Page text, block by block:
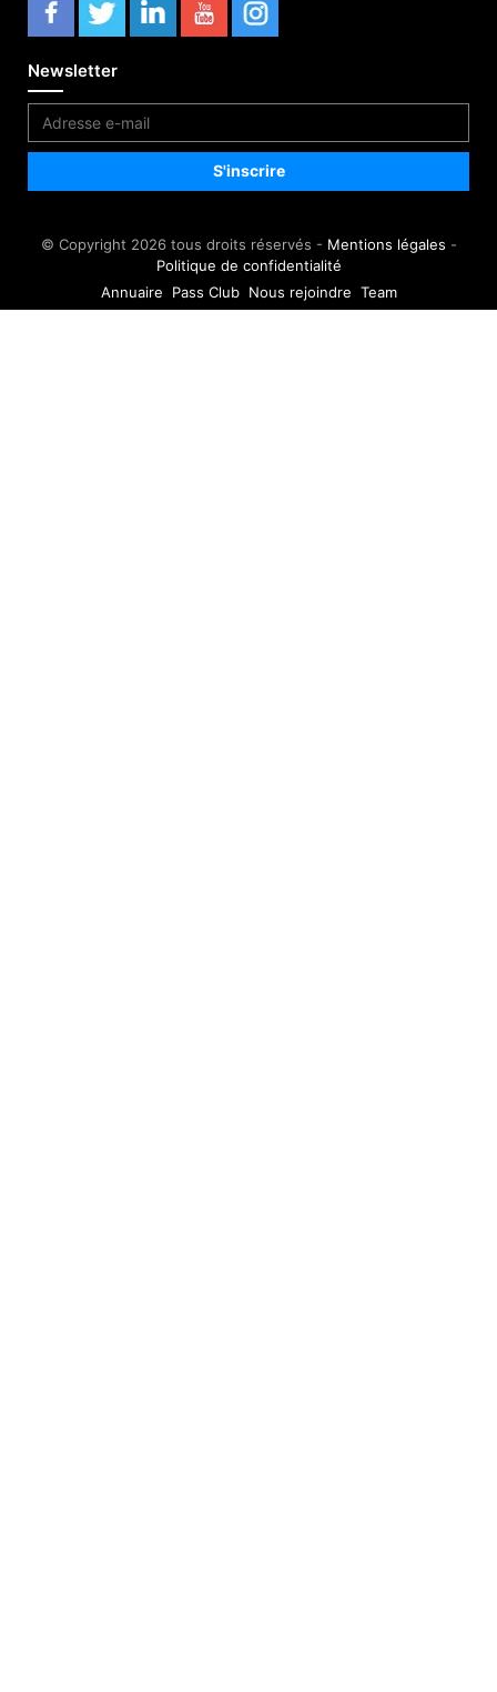
Newsletter
© Copyright 2026 tous droits réservés - Mentions légales -
Politique de confidentialité
Annuaire
Pass Club Nous rejoindre Team